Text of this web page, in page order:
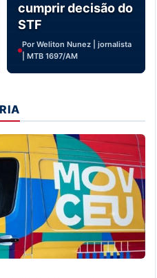
cumprir decisão do
STF
Por Weliton Nunez | jornalista
| MTB 1697/AM